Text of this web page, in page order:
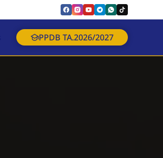
PPDB TA.2026/2027